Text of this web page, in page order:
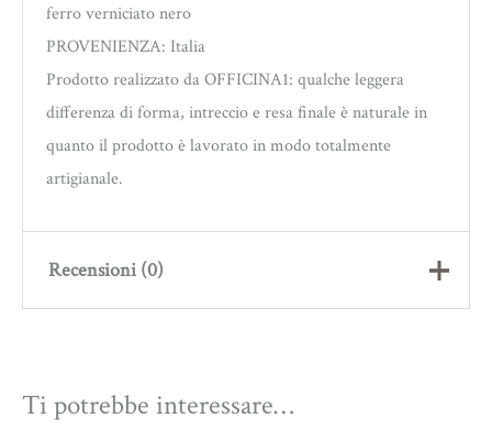
ferro verniciato nero
PROVENIENZA: Italia
Prodotto realizzato da OFFICINA1: qualche leggera
differenza di forma, intreccio e resa finale è naturale in
quanto il prodotto è lavorato in modo totalmente
artigianale.
Recensioni (0)
Recensisci per primo “PICCOLA
Ti potrebbe interessare…